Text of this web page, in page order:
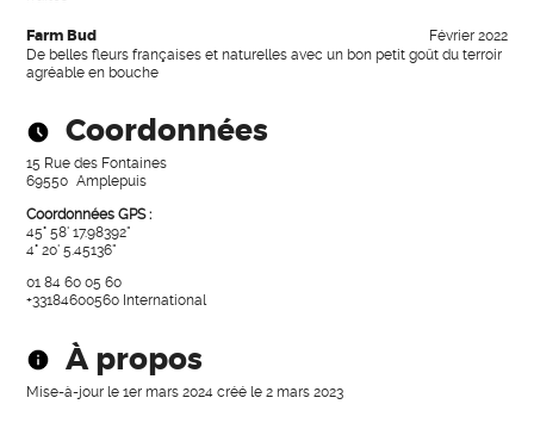
Farm Bud
Février 2022
De belles fleurs françaises et naturelles avec un bon petit goût du terroir
agréable en bouche
Coordonnées
15 Rue des Fontaines
69550 Amplepuis
Coordonnées GPS :
45° 58' 17.98392"
4° 20' 5.45136"
01 84 60 05 60
+33184600560 International
À propos
Mise-à-jour le1er mars 2024 créé le2 mars 2023